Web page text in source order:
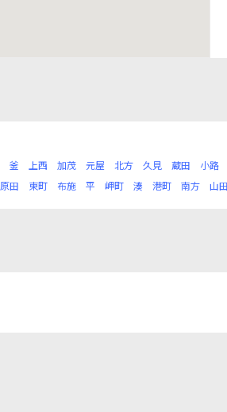
釜 上西 加茂 元屋 北方 久見 蔵田 小路
原田 東町 布施 平 岬町 湊 港町 南方 山田